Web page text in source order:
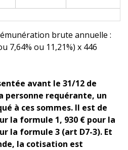
brute annuelle :
7,64% ou 11,21%) x 446
avant le 31/12 de
personne requérante, un
à ces sommes. Il est de
la formule 1, 930 € pour la
la formule 3 (art D7-3). Et
la cotisation est